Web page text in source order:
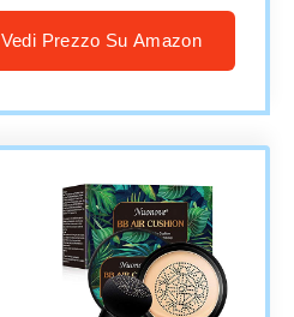
Vedi Prezzo Su Amazon